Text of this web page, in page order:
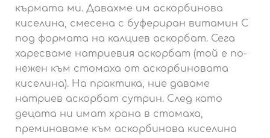
кърмата ми. Давахме им аскорбинова
киселина, смесена с буфериран витамин С
под формата на калциев аскорбат. Сега
харесваме натриевия аскорбат (той е по-
нежен към стомаха от аскорбиновата
киселина). На практика, ние даваме
натриев аскорбат сутрин. След като
децата ни имат храна в стомаха,
преминаваме към аскорбинова киселина